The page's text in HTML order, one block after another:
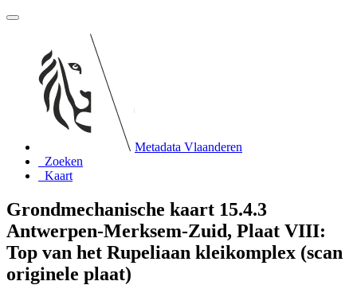
Metadata Vlaanderen
Zoeken
Kaart
Grondmechanische kaart 15.4.3
Antwerpen-Merksem-Zuid, Plaat VIII:
Top van het Rupeliaan kleikomplex (scan
originele plaat)